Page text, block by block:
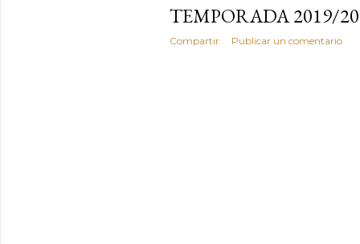
TEMPORADA 2019/
Compartir Publicar un comentario